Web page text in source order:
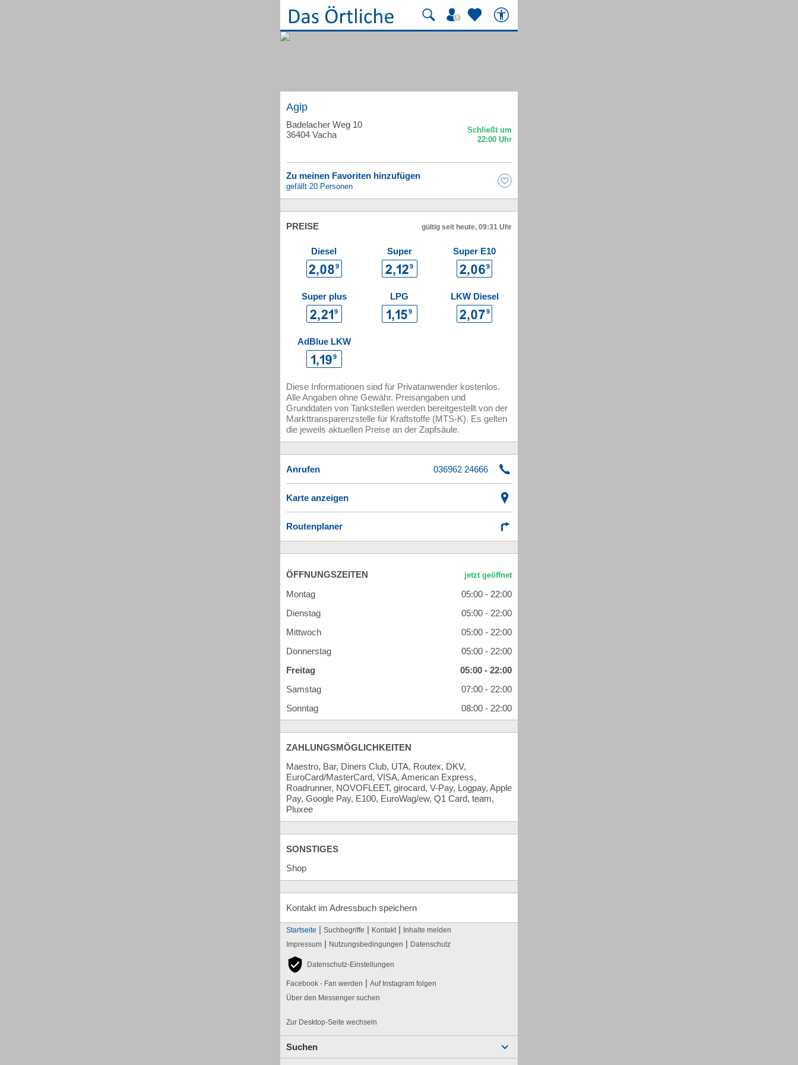
Agip
Badelacher Weg 10
36404 Vacha
Zu meinen Favoriten hinzufügen
gefällt 20 Personen
PREISE gültig seit heute, 09:31 Uhr
Diesel Super Super E10
Super plus LPG LKW Diesel
AdBlue LKW
Diese Informationen sind für Privatanwender kostenlos.
Alle Angaben ohne Gewähr. Preisangaben und
Grunddaten von Tankstellen werden bereitgestellt von der
Markttransparenzstelle für Kraftstoffe (MTS-K). Es gelten
die jeweils aktuellen Preise an der Zapfsäule.
Anrufen
Karte anzeigen
Routenplaner
ÖFFNUNGSZEITEN
Montag
05:00 - 22:00
Dienstag
05:00 - 22:00
Mittwoch
05:00 - 22:00
Donnerstag
05:00 - 22:00
Freitag
05:00 - 22:00
Samstag
07:00 - 22:00
Sonntag
08:00 - 22:00
ZAHLUNGSMÖGLICHKEITEN
Maestro, Bar, Diners Club, UTA, Routex, DKV,
EuroCard/MasterCard, VISA, American Express,
Roadrunner, NOVOFLEET, girocard, V-Pay, Logpay, Apple
Pay, Google Pay, E100, EuroWag/ew, Q1 Card, team,
Pluxee
SONSTIGES
Shop
Kontakt im Adressbuch speichern
Startseite | Suchbegriffe | Kontakt | Inhalte melden
Impressum | Nutzungsbedingungen | Datenschutz
Datenschutz-Einstellungen
Facebook - Fan werden | Auf Instagram folgen
Über den Messenger suchen
Zur Desktop-Seite wechseln
Suchen